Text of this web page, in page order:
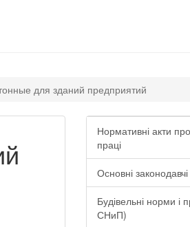
для зданий предприятий
Нормативні акти
праці
Основні законодавчі
Будівельні норми і
СНиП)